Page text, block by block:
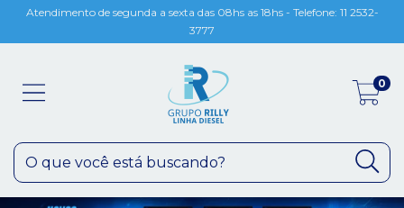
Atendimento de segunda a sexta das 08hs as 18hs - Telefone: 11 2532-
3777
0